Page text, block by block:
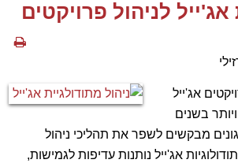
אג'ייל לניהול פרויקטים
אג'ייל
בשנים
מבקשים לשפר את תהליכי ניהול
אג'ייל נותנות עדיפות לגמישות,